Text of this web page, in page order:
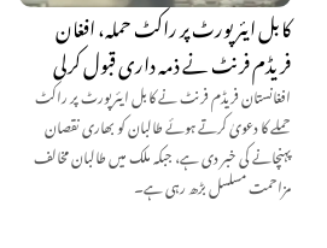
کابل ایئرپورٹ پر راکٹ حملہ، افغان
فریڈم فرنٹ نے ذمہ داری قبول کرلی
افغانستان فریڈم فرنٹ نے کابل ایئرپورٹ پر راکٹ
حملے کا دعویٰ کرتے ہوئے طالبان کو بھاری نقصان
پہنچانے کی خبر دی ہے، جبکہ ملک میں طالبان مخالف
مزاحمت مسلسل بڑھ رہی ہے۔